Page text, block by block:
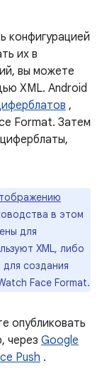
конфигурацией
их в
вы можете
XML. Android
,
Format. Затем
в этом
для
XML, либо
создания
Face Format.
опубликовать
через Google
Push .